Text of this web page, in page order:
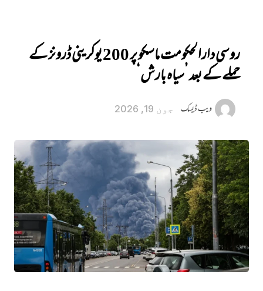
روسی دارالحکومت ماسکو پر 200 یوکرینی ڈرونز کے
حملے کے بعد ’سیاہ بارش‘
ویب ڈیسک جون 19, 2026